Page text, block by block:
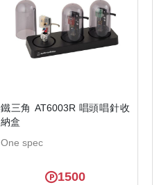
鐵三角 AT6003R 唱頭唱針收
納盒
One spec
1500